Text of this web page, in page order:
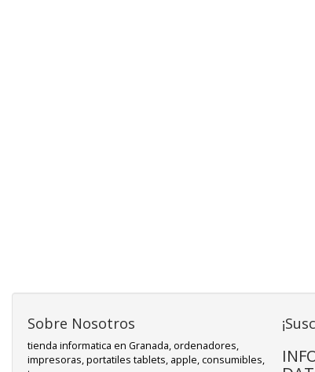
Sobre Nosotros
tienda informatica en Granada, ordenadores,
impresoras, portatiles tablets, apple, consumibles,